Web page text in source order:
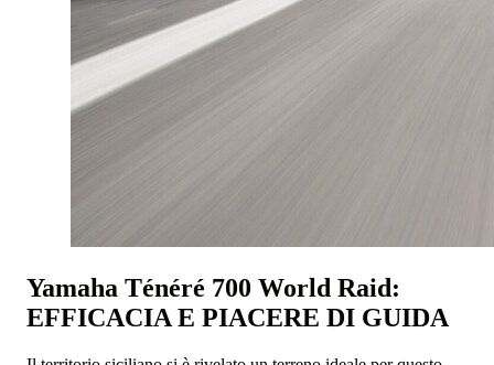
Yamaha Ténéré 700 World Raid:
EFFICACIA E PIACERE DI GUIDA